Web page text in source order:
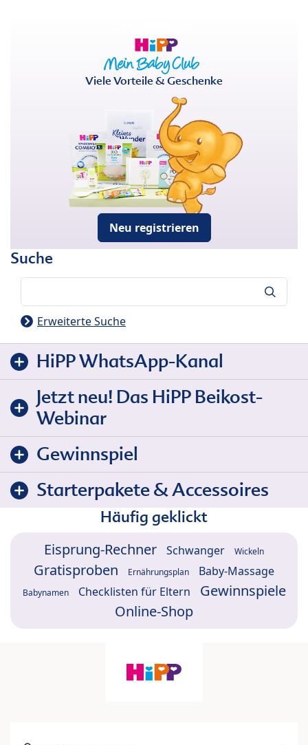
Viele Vorteile & Geschenke
Neu registrieren
Suche
Erweiterte Suche
HiPP WhatsApp-Kanal
Jetzt neu! Das HiPP Beikost-
Webinar
Gewinnspiel
Starterpakete & Accessoires
Häufig geklickt
Eisprung-Rechner Schwanger Wickeln
Gratisproben Ernährungsplan Baby-Massage
Babynamen Checklisten für Eltern
Gewinnspiele
Online-Shop